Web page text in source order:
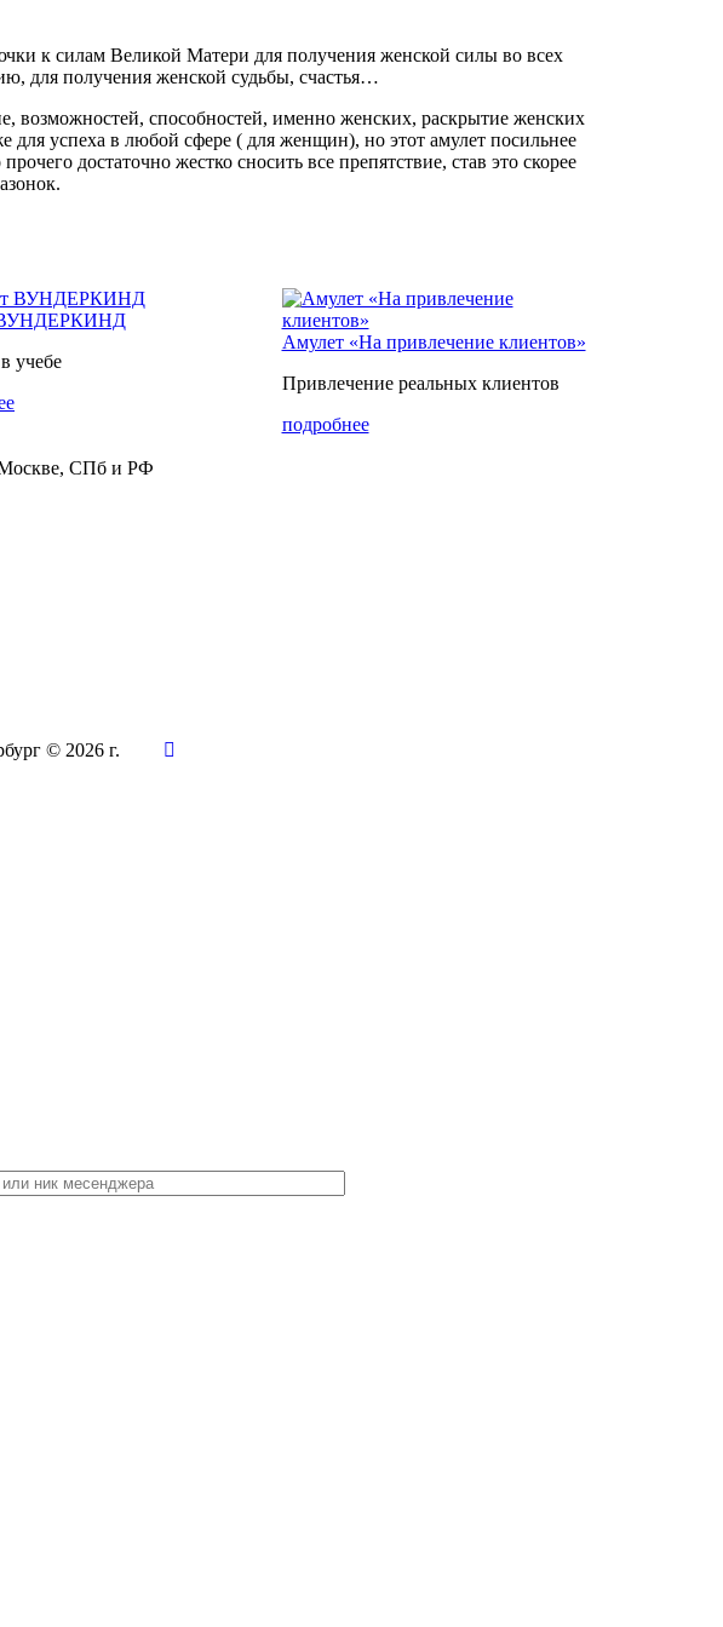
к силам Великой Матери для получения женской силы во всех
для получения женской судьбы, счастья…
возможностей, способностей, именно женских, раскрытие женских
для успеха в любой сфере ( для женщин), но этот амулет посильнее
достаточно жестко сносить все препятствие, став это скорее
ВУНДЕРКИНД
учебе
Амулет «На привлечение клиентов»
Привлечение реальных клиентов
подробнее
Москве, СПб и РФ
© 2026 г.